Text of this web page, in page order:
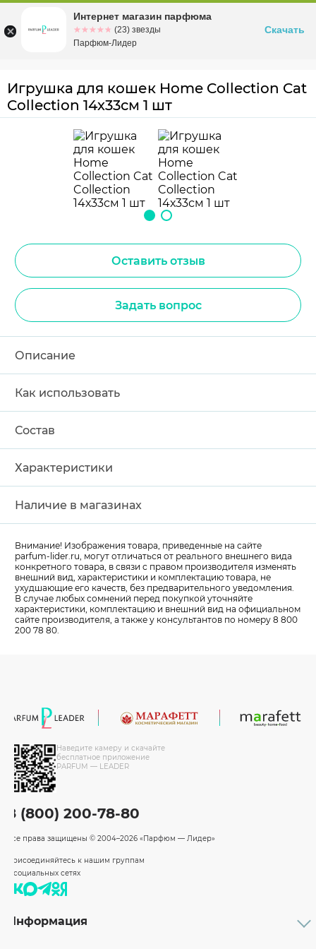
Омскул. Заозерная, 11, к. 1
Игрушка для кошек Home Collection Cat
Collection 14х33см 1 шт
Оставить отзыв
Задать вопрос
Описание
Как использовать
Состав
Характеристики
Наличие в магазинах
Внимание! Изображения товара, приведенные на сайте
parfum-lider.ru, могут отличаться от реального внешнего вида
конкретного товара, в связи с правом производителя изменять
внешний вид, характеристики и комплектацию товара, не
ухудшающие его качеств, без предварительного уведомления.
В случае любых сомнений перед покупкой уточняйте
характеристики, комплектацию и внешний вид на официальном
сайте производителя, а также у консультантов по номеру 8 800
200 78 80.
Наведите камеру и скачайте
бесплатное приложение
PARFUM — LEADER
8 (800) 200-78-80
Все права защищены © 2004–2026 «Парфюм — Лидер»
Присоединяйтесь к нашим группам
в социальных сетях
Информация
Интернет магазин парфюма
☆☆☆☆☆
★★★★★ (23) звезды
Парфюм-Лидер
Скачать